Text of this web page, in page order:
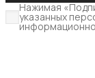
Нажимая
указанных